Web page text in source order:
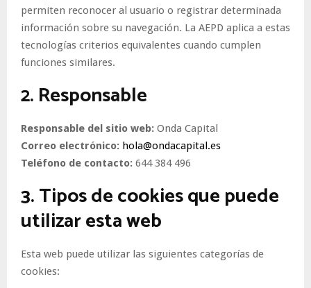
permiten reconocer al usuario o registrar determinada
información sobre su navegación. La AEPD aplica a estas
tecnologías criterios equivalentes cuando cumplen
funciones similares.
2. Responsable
Responsable del sitio web: Onda Capital
Correo electrónico: hola@ondacapital.es
Teléfono de contacto: 644 384 496
3. Tipos de cookies que puede
utilizar esta web
Esta web puede utilizar las siguientes categorías de
cookies: